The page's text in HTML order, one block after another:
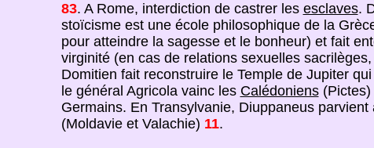
83. A Rome, interdiction de castrer les esclaves.
stoïcisme est une école philosophique de la
pour atteindre la sagesse et le bonheur) et fait
virginité (en cas de relations sexuelles
Domitien fait reconstruire le Temple de Jupiter
le général Agricola vainc les Calédoniens(Pictes)
Germains. En Transylvanie, Diuppaneus parvient
(Moldavie et Valachie) 11.